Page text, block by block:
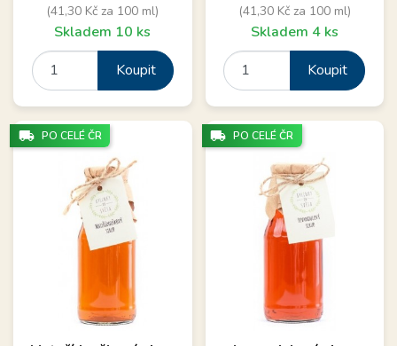
(41,30 Kč za 100 ml)
Skladem 10 ks
Koupit
(41,30 Kč za 100 ml)
Skladem 4 ks
Koupit
local_shipping PO CELÉ ČR local_shipping PO CELÉ ČR